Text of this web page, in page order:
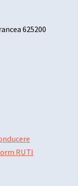
625200
RUTI